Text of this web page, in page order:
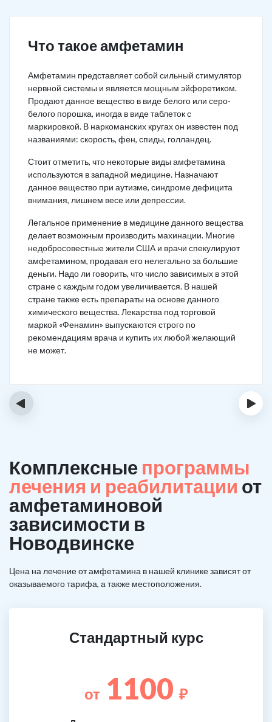
Что такое амфетамин
Амфетамин представляет собой сильный стимулятор
нервной системы и является мощным эйфоретиком.
Продают данное вещество в виде белого или серо-
белого порошка, иногда в виде таблеток с
маркировкой. В наркоманских кругах он известен под
названиями: скорость, фен, спиды, голландец.
Стоит отметить, что некоторые виды амфетамина
используются в западной медицине. Назначают
данное вещество при аутизме, синдроме дефицита
внимания, лишнем весе или депрессии.
Легальное применение в медицине данного вещества
делает возможным производить махинации. Многие
недобросовестные жители США и врачи спекулируют
амфетамином, продавая его нелегально за большие
деньги. Надо ли говорить, что число зависимых в этой
стране с каждым годом увеличивается. В нашей
стране также есть препараты на основе данного
химического вещества. Лекарства под торговой
маркой «Фенамин» выпускаются строго по
рекомендациям врача и купить их любой желающий
не может.
‹ ›
Комплексные программы
лечения и реабилитации от
амфетаминовой
зависимости в
Новодвинске
Цена на лечение от амфетамина в нашей клинике зависят от
оказываемого тарифа, а также местоположения.
Стандартный курс
от 1100 ₽